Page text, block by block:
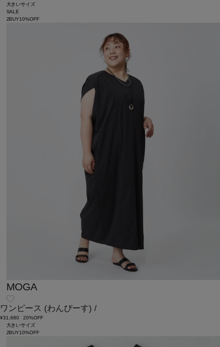
大きいサイズ
SALE
2BUY10%OFF
MOGA
ワンピース (わんぴーす) /
¥31,680
20%OFF
大きいサイズ
2BUY10%OFF